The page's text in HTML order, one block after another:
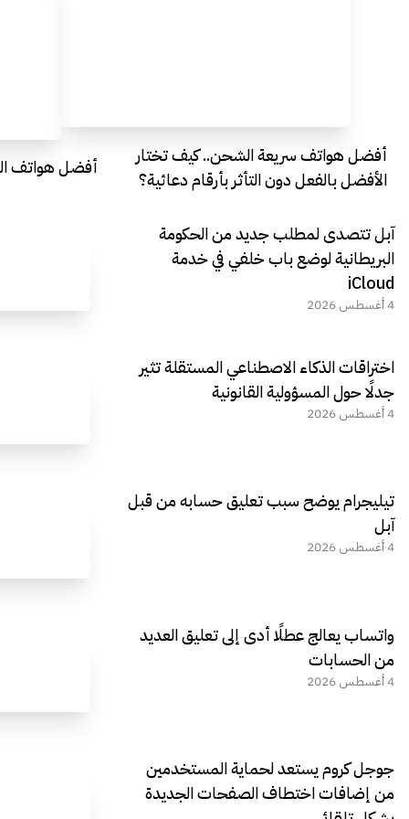
أفضل هواتف سريعة الشحن.. كيف تختار
الأفضل بالفعل دون التأثر بأرقام دعائية؟
أفضل هواتف
آبل تتصدى لمطلب جديد من الحكومة
البريطانية لوضع باب خلفي في خدمة
iCloud
4 أغسطس 2026
اختراقات الذكاء الاصطناعي المستقلة تثير
جدلًا حول المسؤولية القانونية
4 أغسطس 2026
تيليجرام يوضح سبب تعليق حسابه من قبل
آبل
4 أغسطس 2026
واتساب يعالج عطلًا أدى إلى تعليق العديد
من الحسابات
4 أغسطس 2026
جوجل كروم يستعد لحماية المستخدمين
من إضافات اختطاف الصفحات الجديدة